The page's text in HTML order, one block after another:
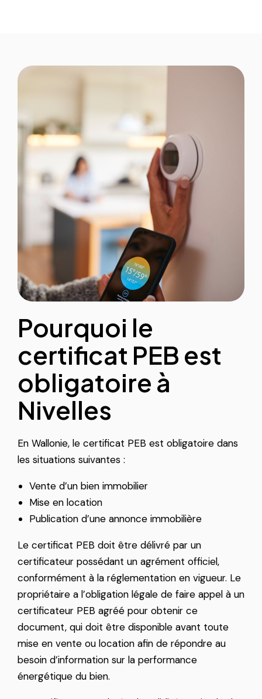
Pourquoi le
certificat PEB est
obligatoire à
Nivelles
En Wallonie, le certificat PEB est obligatoire dans
les situations suivantes :
Vente d’un bien immobilier
Mise en location
Publication d’une annonce immobilière
Le certificat PEB doit être délivré par un
certificateur possédant un agrément officiel,
conformément à la réglementation en vigueur. Le
propriétaire a l’obligation légale de faire appel à un
certificateur PEB agréé pour obtenir ce
document, qui doit être disponible avant toute
mise en vente ou location afin de répondre au
besoin d’information sur la performance
énergétique du bien.